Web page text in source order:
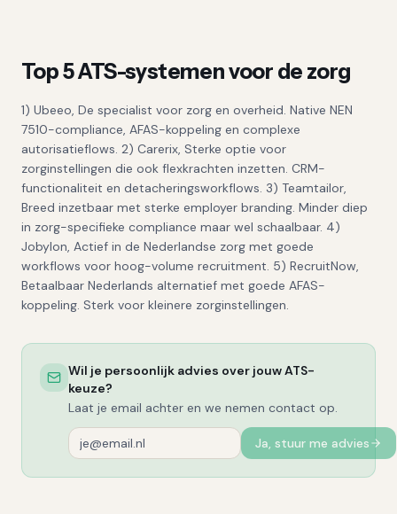
Top 5 ATS-systemen voor de zorg
1) Ubeeo, De specialist voor zorg en overheid. Native NEN
7510-compliance, AFAS-koppeling en complexe
autorisatieflows. 2) Carerix, Sterke optie voor
zorginstellingen die ook flexkrachten inzetten. CRM-
functionaliteit en detacheringsworkflows. 3) Teamtailor,
Breed inzetbaar met sterke employer branding. Minder diep
in zorg-specifieke compliance maar wel schaalbaar. 4)
Jobylon, Actief in de Nederlandse zorg met goede
workflows voor hoog-volume recruitment. 5) RecruitNow,
Betaalbaar Nederlands alternatief met goede AFAS-
koppeling. Sterk voor kleinere zorginstellingen.
Wil je persoonlijk advies over jouw ATS-
keuze?
Laat je email achter en we nemen contact op.
Ja, stuur me advies